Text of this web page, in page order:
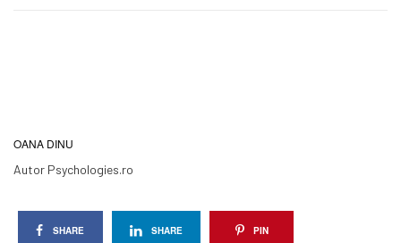
OANA DINU
Autor Psychologies.ro
SHARE SHARE PIN